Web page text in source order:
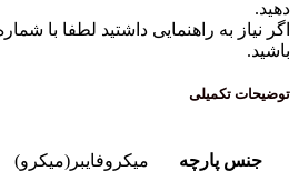
میکروفایبر(میکرو)